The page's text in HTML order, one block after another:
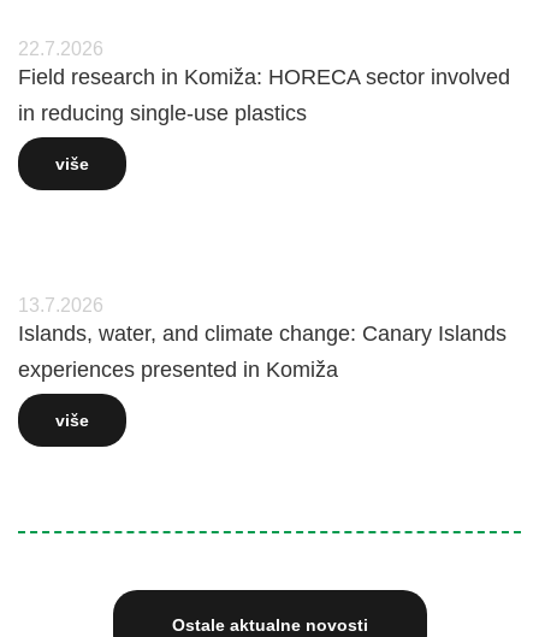
22.7.2026
Field research in Komiža: HORECA sector involved
in reducing single-use plastics
više
13.7.2026
Islands, water, and climate change: Canary Islands
experiences presented in Komiža
više
Ostale aktualne novosti